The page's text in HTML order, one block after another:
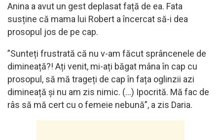
Anina a avut un gest deplasat față de ea. Fata
susține că mama lui Robert a încercat să-i dea
prosopul jos de pe cap.
”Sunteți frustrată că nu v-am făcut sprâncenele de
dimineață?! Ați venit, mi-ați băgat mâna în cap cu
prosopul, să mă trageți de cap în fața oglinzii azi
dimineață și nu am zis nimic. (…) Ipocrită. Mă fac de
râs să mă cert cu o femeie nebună”, a zis Daria.